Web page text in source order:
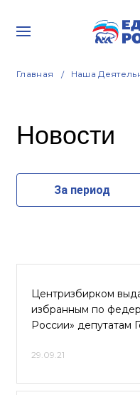
Главная Наша
Новости
За период
Центризбирком
избранным по
России» депутатам
29.09.21